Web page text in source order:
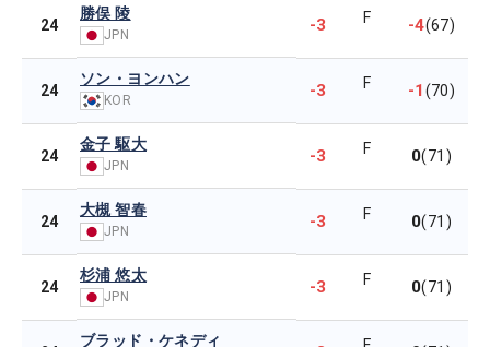
24
勝俣 陵
JPN -3 F -4(67)
24
ソン・ヨンハン
KOR -3 F -1(70)
24
金子 駆大
JPN -3 F 0(71)
24
大槻 智春
JPN -3 F 0(71)
24
杉浦 悠太
JPN -3 F 0(71)
ブラッド・ケネディ